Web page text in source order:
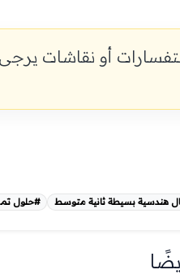
أو نقاشات
هندسية بسيطة ثانية متوسط #حلول تمارين